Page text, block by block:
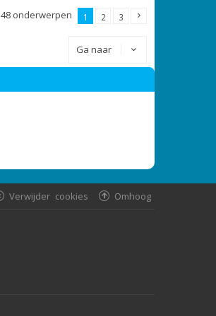
48 onderwerpen 1 2 3
Ga naar
Omhoog
Verwijder cookies